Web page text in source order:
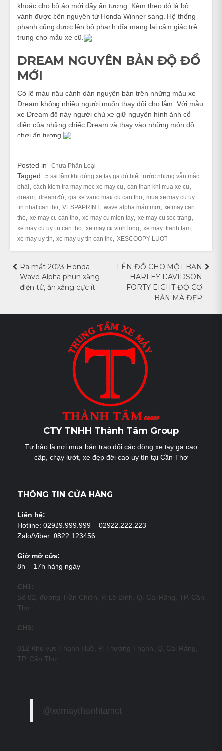
khoác cho bộ áo mới đầy ấn tượng. Kèm theo đó là bộ
vành được bên nguyên từ Honda Winner sang. Hệ thống
phanh cũng được lên bộ phanh đĩa mang lại cảm giác trẻ
trung cho mẫu xe cũ.
DREAM NGUYÊN BẢN ĐỘ ĐỒ
MỚI
Có lẽ màu nâu cánh dán nguyên bản trên những mãu xe
Dream không nhiều người muốn thay đổi cho lắm. Với mẫu
xe Dream độ này người chủ xe giữ nguyên hình ảnh cổ
điển của những chiếc Dream và thay vào những món đồ
chơi ấn tượng.
Posted in Chưa Phân Loại
Tagged
5 sai lầm khi dùng xe tay ga dù biết trước nhưng vẫn mắc
phải
cách kiem tra may moc xe may cu can than khi mua xe cu
dream dream độ gia xe vario mau cu can tho
mua xe may cu uy
tin nhat can tho
VESPAPRINT wave alpha mẫu mới
xe may can
tho
xe may cu can tho xe may cu mien tay xe may cu soc trang
xe may cu uy tin can tho xe may cu vinh long xe may thanh tam
xe may uy tin xe may uy tin can tho XESCOOPY LUOT
Điều
hướng
bài
Ra mắt 2023 Honda
Wave Alpha phun xăng
điện tử, ăn xăng cực ít
LÊN ĐỒ CHO MỘT BẢN
HARLEY DAVIDSON
FORTY EIGHT ĐỘ CƠ
BẢN MÀ ĐẸP
CTY TNHH Thành Tâm Group
Tự hào là nơi mua bán trao đổi các dòng xe tay ga cao
câp, chạy lướt, xe đẹp đời cao uy tín tại Cần Thơ
THÔNG TIN CỬA HÀNG
Liên hệ:
Hotline: 02929.999.999 – 02922.222.223
Zalo/Viber: 0822.123456
Giờ mở cửa:
8h – 17h hàng ngày
CH1:
Số 82, đường Trần Chiên, P. Lê Bình, Q. Cái Răng, TP. Cần
Thơ
CH3:
012 Khu vực Thạnh Huề, P. Thường Thạnh, Q. Cái Răng,
TP. Cần Thơ
@xemaythanhtamct